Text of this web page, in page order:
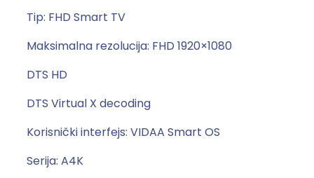
V
4
A
K
k
l
Tip: FHD Smart TV
Maksimalna rezolucija: FHD 1920×1080
DTS HD
DTS Virtual X decoding
Korisnički interfejs: VIDAA Smart OS
Serija: A4K